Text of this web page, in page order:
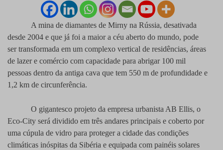
A mina de diamantes de Mirny na Rússia, desativada
desde 2004 e que já foi a maior a céu aberto do mundo, pode
ser transformada em um complexo vertical de residências, áreas
de lazer e comércio com capacidade para abrigar 100 mil
pessoas dentro da antiga cava que tem 550 m de profundidade e
1,2 km de circunferência.
O gigantesco projeto da empresa urbanista AB Ellis, o
Eco-City será dividido em três andares principais e coberto por
uma cúpula de vidro para proteger a cidade das condições
climáticas inóspitas da Sibéria e equipada com painéis solares